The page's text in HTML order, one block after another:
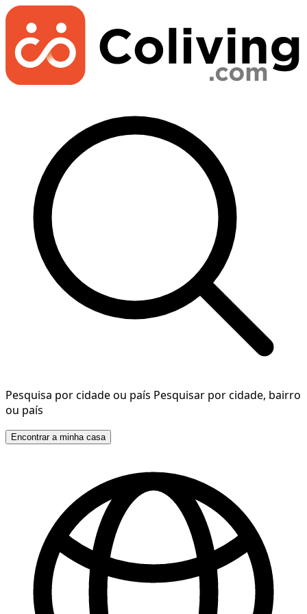
Pesquisa por cidade ou país Pesquisar por cidade, bairro
ou país
Encontrar a minha casa